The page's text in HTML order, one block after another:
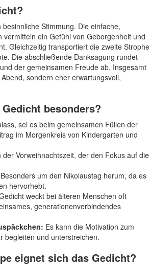
Stimmung. Die einfache,
ein Gefühl von Geborgenheit und
Gleichzeitig transportiert die zweite Strophe
Die abschließende Danksagung rundet
der gemeinsamen Freude ab. Insgesamt
sondern eher erwartungsvoll,
besonders?
sei es beim gemeinsamen Füllen der
im Morgenkreis von Kindergarten und
Vorweihnachtszeit, der den Fokus auf die
Besonders um den Nikolaustag herum, da es
hervorhebt.
weckt bei älteren Menschen oft
generationenverbindendes
Es kann die Motivation zum
begleiten und unterstreichen.
eignet sich das Gedicht?